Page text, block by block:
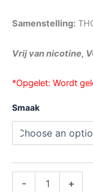
Samenstelling:
Vrij van nicotine,
*Opgelet: Wordt
Smaak
- +